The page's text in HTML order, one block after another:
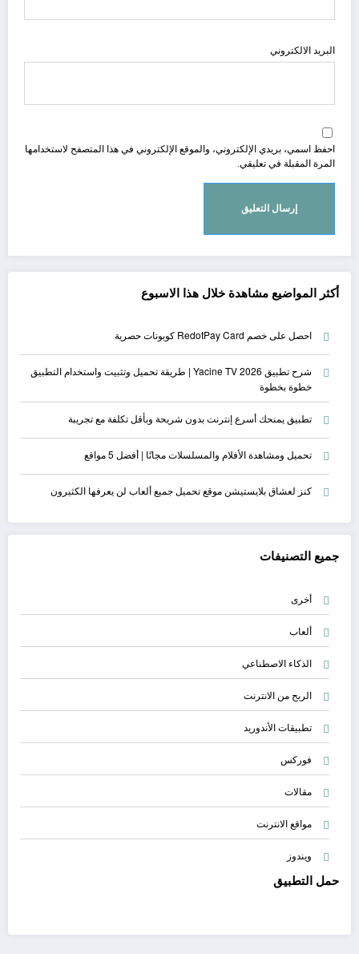
البريد الالكتروني
احفظ اسمي، بريدي الإلكتروني، والموقع الإلكتروني في هذا المتصفح لاستخدامها
المرة المقبلة في تعليقي.
أكثر المواضيع مشاهدة خلال هذا الاسبوع
احصل على خصم RedotPay Card كوبونات حصرية
شرح تطبيق Yacine TV 2026 | طريقة تحميل وتثبيت واستخدام التطبيق
خطوة بخطوة
تطبيق يمنحك أسرع إنترنت بدون شريحة وبأقل تكلفة مع تجريبة
تحميل ومشاهدة الأفلام والمسلسلات مجانًا | أفضل 5 مواقع
كنز لعشاق بلايستيشن موقع تحميل جميع ألعاب لن يعرفها الكثيرون
جميع التصنيفات
أخرى
ألعاب
الذكاء الاصطناعي
الربح من الانترنت
تطبيقات الأندوريد
فوركس
مقالات
مواقع الانترنت
ويندوز
حمل التطبيق